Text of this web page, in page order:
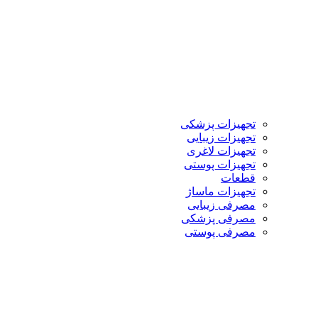
تجهیزات پزشکی
تجهیزات زیبایی
تجهیزات لاغری
تجهیزات پوستی
قطعات
تجهیزات ماساژ
مصرفی زیبایی
مصرفی پزشکی
مصرفی پوستی